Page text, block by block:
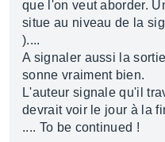
que l'on veut aborder.
situe au niveau de la
)....
A signaler aussi la
sonne vraiment bien.
L'auteur signale qu'il
devrait voir le jour à la
.... To be continued !